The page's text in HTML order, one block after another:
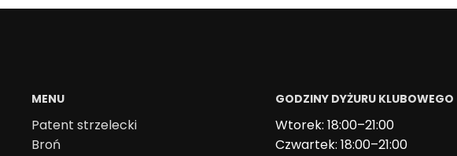
MENU
Patent strzelecki
Broń
GODZINY DYŻURU KLUBOWEGO
Wtorek: 18:00–21:00
Czwartek: 18:00–21:00